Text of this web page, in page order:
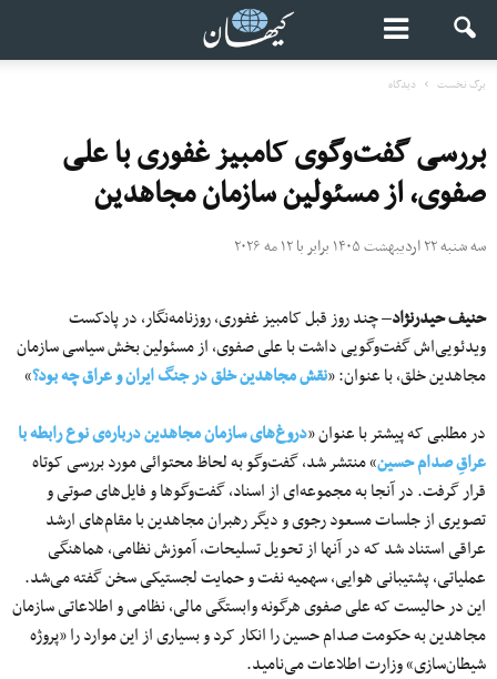
برگ نخست دیدگاه
بررسی گفت‌وگوی کامبیز غفوری با علی
صفوی، از مسئولین سازمان مجاهدین
سه شنبه ۲۲ اردیبهشت ۱۴۰۵ برابر با ۱۲ مه ۲۰۲۶
حنیف حیدرنژاد– چند روز قبل کامبیز غفوری، روزنامه‌نگار، در پادکست
ویدئویی‌اش گفت‌وگویی داشت با علی صفوی، از مسئولین بخش سیاسی سازمان
مجاهدین خلق، با عنوان: «نقش مجاهدین خلق در جنگ ایران و عراق چه بود؟»
در مطلبی که پیشتر با عنوان «دروغ‌های سازمان مجاهدین درباره‌ی نوع رابطه با
عراقِ صدام حسین» منتشر شد، گفت‌وگو به لحاظ محتوائی مورد بررسی کوتاه
قرار گرفت. در آنجا به مجموعه‌ای از اسناد، گفت‌وگوها و فایل‌های صوتی و
تصویری از جلسات مسعود رجوی و دیگر رهبران مجاهدین با مقام‌های ارشد
عراقی استناد شد که در آنها از تحویل تسلیحات، آموزش نظامی، هماهنگی
عملیاتی، پشتیبانی هوایی، سهمیه نفت و حمایت لجستیکی سخن گفته می‌شد.
این در حالیست که علی صفوی هرگونه وابستگی مالی، نظامی و اطلاعاتی سازمان
مجاهدین به حکومت صدام حسین را انکار کرد و بسیاری از این موارد را «پروژه
شیطان‌سازی» وزارت اطلاعات می‌نامید.